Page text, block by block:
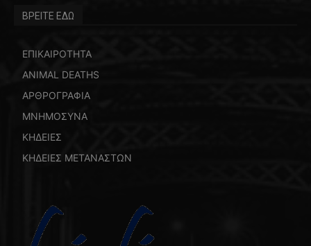
ΒΡΕΙΤΕ ΕΔΩ
ΕΠΙΚΑΙΡΟΤΗΤΑ
ANIMAL DEATHS
ΑΡΘΡΟΓΡΑΦΙΑ
ΜΝΗΜΟΣΥΝΑ
ΚΗΔΕΙΕΣ
ΚΗΔΕΙΕΣ ΜΕΤΑΝΑΣΤΩΝ